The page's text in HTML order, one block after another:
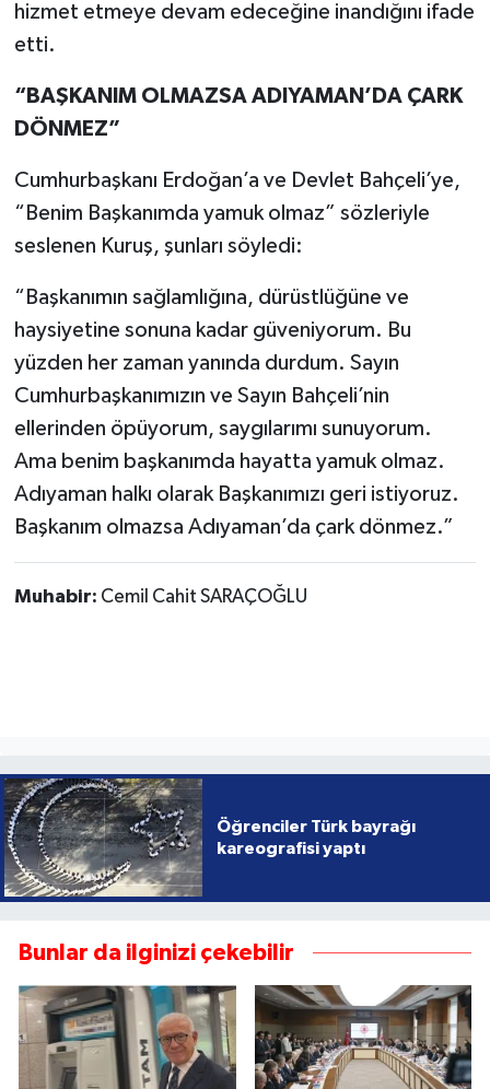
hizmet etmeye devam edeceğine inandığını ifade
etti.
“BAŞKANIM OLMAZSA ADIYAMAN’DA ÇARK
DÖNMEZ”
Cumhurbaşkanı Erdoğan’a ve Devlet Bahçeli’ye,
“Benim Başkanımda yamuk olmaz” sözleriyle
seslenen Kuruş, şunları söyledi:
“Başkanımın sağlamlığına, dürüstlüğüne ve
haysiyetine sonuna kadar güveniyorum. Bu
yüzden her zaman yanında durdum. Sayın
Cumhurbaşkanımızın ve Sayın Bahçeli’nin
ellerinden öpüyorum, saygılarımı sunuyorum.
Ama benim başkanımda hayatta yamuk olmaz.
Adıyaman halkı olarak Başkanımızı geri istiyoruz.
Başkanım olmazsa Adıyaman’da çark dönmez.”
Muhabir: Cemil Cahit SARAÇOĞLU
Öğrenciler Türk bayrağı
kareografisi yaptı
Bunlar da ilginizi çekebilir